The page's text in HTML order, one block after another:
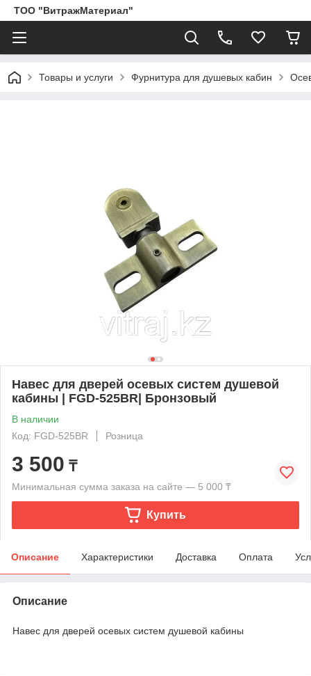
ТОО "ВитражМатериал"
Товары и услуги Фурнитура для душевых кабин
Навес для дверей осевых систем душевой
кабины | FGD-525BR| Бронзовый
В наличии
Код: FGD-525BR
Розница
3 500 ₸
Минимальная сумма заказа на сайте — 5 000 ₸
Купить
Описание Характеристики Доставка Оплата
Описание
Навес для дверей осевых систем душевой кабины